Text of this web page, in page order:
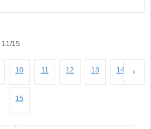
11/15
10 11 12 13 14
15